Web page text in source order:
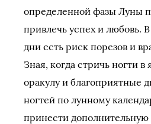
определенной фазы Луны
привлечь успех и любовь.
дни есть риск порезов и
Зная, когда стричь ногти в
оракулу и благоприятные
ногтей по лунному
принести